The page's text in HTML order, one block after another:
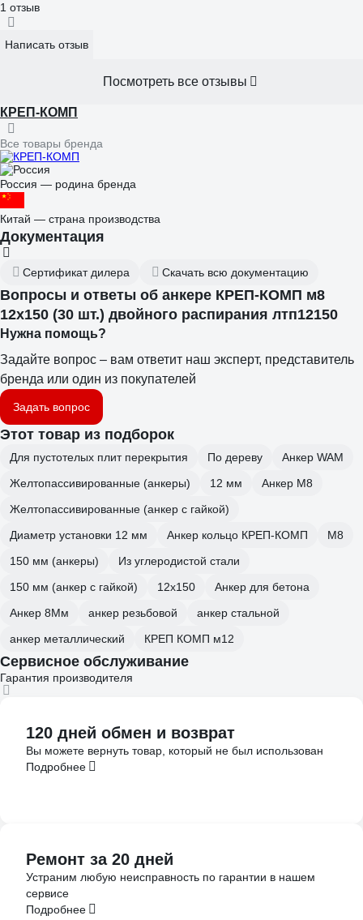
1 отзыв
Написать отзыв
Посмотреть все отзывы
КРЕП-КОМП
Все товары бренда
Россия — родина бренда
Китай — страна производства
Документация
Сертификат дилера Скачать всю документацию
Вопросы и ответы об анкере КРЕП-КОМП м8
12х150 (30 шт.) двойного распирания лтп12150
Нужна помощь?
Задайте вопрос – вам ответит наш эксперт, представитель
бренда или один из покупателей
Задать вопрос
Этот товар из подборок
Для пустотелых плит перекрытия По дереву
Анкер WAM
Желтопассивированные (анкеры)
12 мм
Анкер М8
Желтопассивированные (анкер с гайкой)
Диаметр установки 12 мм
Анкер кольцо КРЕП-КОМП
М8
150 мм (анкеры)
Из углеродистой стали
150 мм (анкер с гайкой)
12х150
Анкер для бетона
Анкер 8Мм
анкер резьбовой
анкер стальной
анкер металлический
КРЕП КОМП м12
Сервисное обслуживание
Гарантия производителя
120 дней обмен и возврат
Вы можете вернуть товар, который не был использован
Подробнее
Ремонт за 20 дней
Устраним любую неисправность по гарантии в нашем
сервисе
Подробнее